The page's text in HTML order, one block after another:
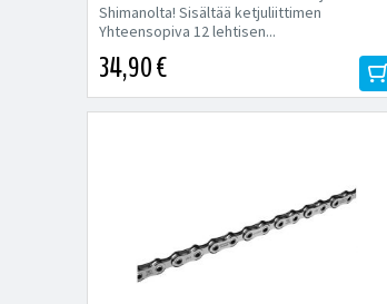
Shimanolta! Sisältää ketjuliittimen
Yhteensopiva 12 lehtisen...
34,90 €